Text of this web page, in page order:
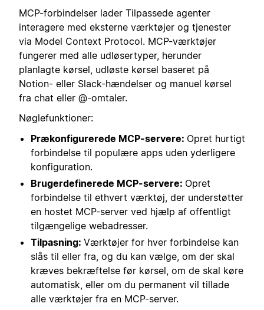
MCP-forbindelser lader Tilpassede agenter
interagere med eksterne værktøjer og tjenester
via Model Context Protocol. MCP-værktøjer
fungerer med alle udløsertyper, herunder
planlagte kørsel, udløste kørsel baseret på
Notion- eller Slack-hændelser og manuel kørsel
fra chat eller @-omtaler.
Nøglefunktioner:
Prækonfigurerede MCP-servere: Opret hurtigt
forbindelse til populære apps uden yderligere
konfiguration.
Brugerdefinerede MCP-servere: Opret
forbindelse til ethvert værktøj, der understøtter
en hostet MCP-server ved hjælp af offentligt
tilgængelige webadresser.
Tilpasning: Værktøjer for hver forbindelse kan
slås til eller fra, og du kan vælge, om der skal
kræves bekræftelse før kørsel, om de skal køre
automatisk, eller om du permanent vil tillade
alle værktøjer fra en MCP-server.